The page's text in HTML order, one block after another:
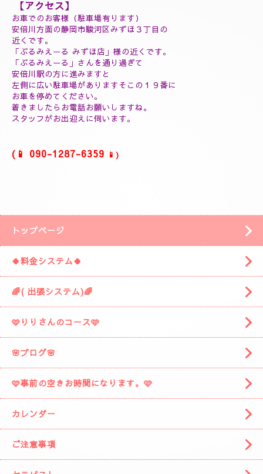
(延長30分¥7000)
(60分延長¥14000)
(ご指名￥2000)
(よむぎ蒸し30分¥5000)
(よむぎ蒸し45分¥7000)
(リフレクソロジートリートメント30分¥5000)
(ヘッドスパマッサージ１０分¥2000)
(フィシャルマッサージ１０分¥2000)
(ホットストーン30分¥5000)
(ソルトマッサージ¥3000)
❖❖❖❖❖❖❖❖❖
安倍川駅の方に進みますと
左側に広い駐車場がありますそこの１９番に
お車を停めてください。
着きましたら お電話お願いしますね。
スタッフがお出迎えに伺います。
トップページ
🍀料金システム🍀
🌈( 出張システム)🌈